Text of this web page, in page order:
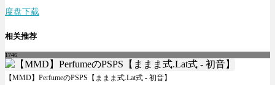
度盘下载
相关推荐
1746
【MMD】PerfumeのPSPS【ままま式.Lat式 - 初音】